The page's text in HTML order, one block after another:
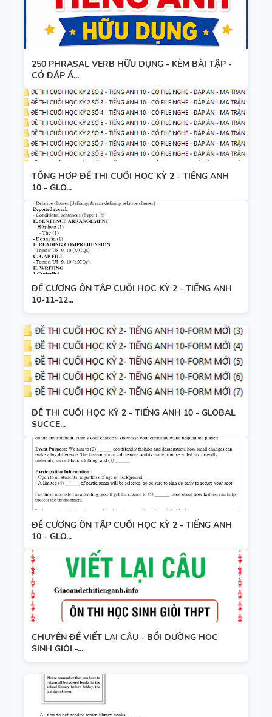
250 PHRASAL VERB HỮU DỤNG - KÈM BÀI TẬP -
CÓ ĐÁP Á...
TỔNG HỢP ĐỀ THI CUỐI HỌC KỲ 2 - TIẾNG ANH
10 - GLO...
ĐỀ CƯƠNG ÔN TẬP CUỐI HỌC KỲ 2 - TIẾNG ANH
10-11-12...
ĐỀ THI CUỐI HỌC KỲ 2 - TIẾNG ANH 10 - GLOBAL
SUCCE...
ĐỀ CƯƠNG ÔN TẬP CUỐI HỌC KỲ 2 - TIẾNG ANH
10 - GLO...
CHUYÊN ĐỀ VIẾT LẠI CÂU - BỒI DƯỠNG HỌC
SINH GIỎI -...